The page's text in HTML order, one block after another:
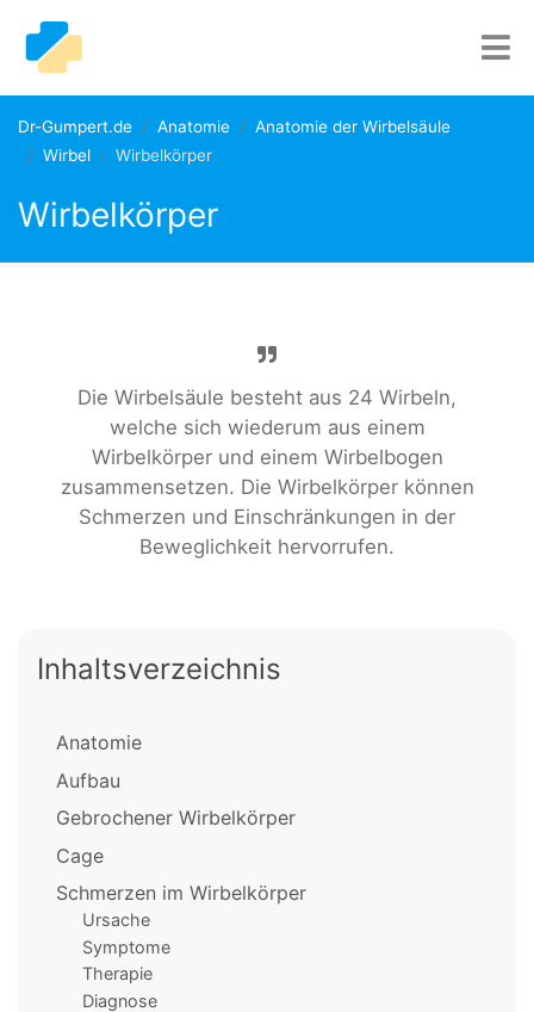
Dr-Gumpert.de Anatomie
Anatomie der Wirbelsäule
Wirbel
Wirbelkörper
Wirbelkörper
Die Wirbelsäule besteht aus 24 Wirbeln,
welche sich wiederum aus einem
Wirbelkörper und einem Wirbelbogen
zusammensetzen. Die Wirbelkörper können
Schmerzen und Einschränkungen in der
Beweglichkeit hervorrufen.
Inhaltsverzeichnis
Anatomie
Aufbau
Gebrochener Wirbelkörper
Cage
Schmerzen im Wirbelkörper
Ursache
Symptome
Therapie
Diagnose